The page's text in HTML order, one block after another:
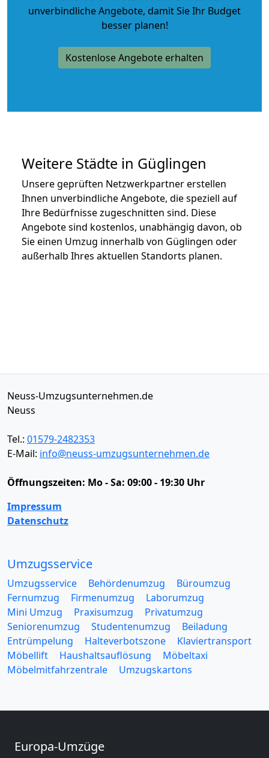
unverbindliche Angebote, damit Sie Ihr Budget
besser planen!
Kostenlose Angebote erhalten
Weitere Städte in Güglingen
Unsere geprüften Netzwerkpartner erstellen
Ihnen unverbindliche Angebote, die speziell auf
Ihre Bedürfnisse zugeschnitten sind. Diese
Angebote sind kostenlos, unabhängig davon, ob
Sie einen Umzug innerhalb von Güglingen oder
außerhalb Ihres aktuellen Standorts planen.
Neuss-Umzugsunternehmen.de
Neuss
Tel.: 01579-2482353
E-Mail: info@neuss-umzugsunternehmen.de
Öffnungszeiten: Mo - Sa: 09:00 - 19:30 Uhr
Impressum
Datenschutz
Umzugsservice
Umzugsservice Behördenumzug
Büroumzug
Fernumzug
Firmenumzug
Laborumzug
Mini Umzug
Praxisumzug
Privatumzug
Seniorenumzug
Studentenumzug
Beiladung
Entrümpelung
Halteverbotszone
Klaviertransport
Möbellift
Haushaltsauflösung
Möbeltaxi
Möbelmitfahrzentrale
Umzugskartons
Europa-Umzüge